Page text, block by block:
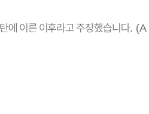
에 이른 이후라고 주장했습니다. (A